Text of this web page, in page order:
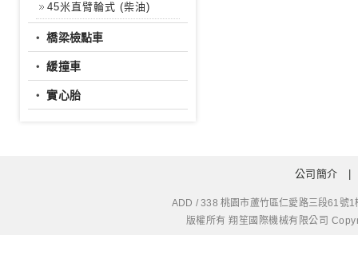
45米直臂輪式 (柴油)
‧橋梁檢點車
‧緩撞車
‧實心胎
公司簡介
ADD / 338 桃園市蘆竹區仁愛路三
版權所有 翔笙國際機械有限公司